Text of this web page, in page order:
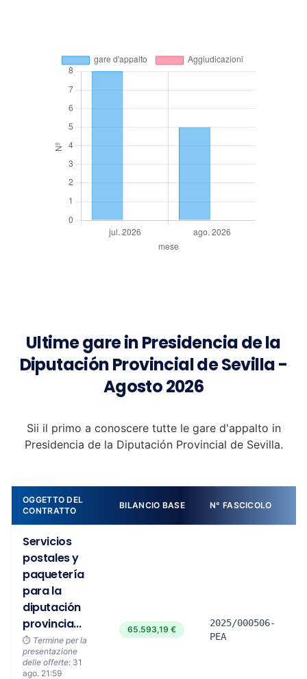
Ultime gare in Presidencia de la
Diputación Provincial de Sevilla -
Agosto 2026
Sii il primo a conoscere tutte le gare d'appalto in
Presidencia de la Diputación Provincial de Sevilla.
OGGETTO DEL
CONTRATTO
BILANCIO BASE N° FASCICOLO
Servicios
postales y
paquetería
para la
diputación
provincia...
⏱️ Termine per la
presentazione
delle offerte: 31
ago. 21:59
65.593,19 €
2025/000506-
PEA